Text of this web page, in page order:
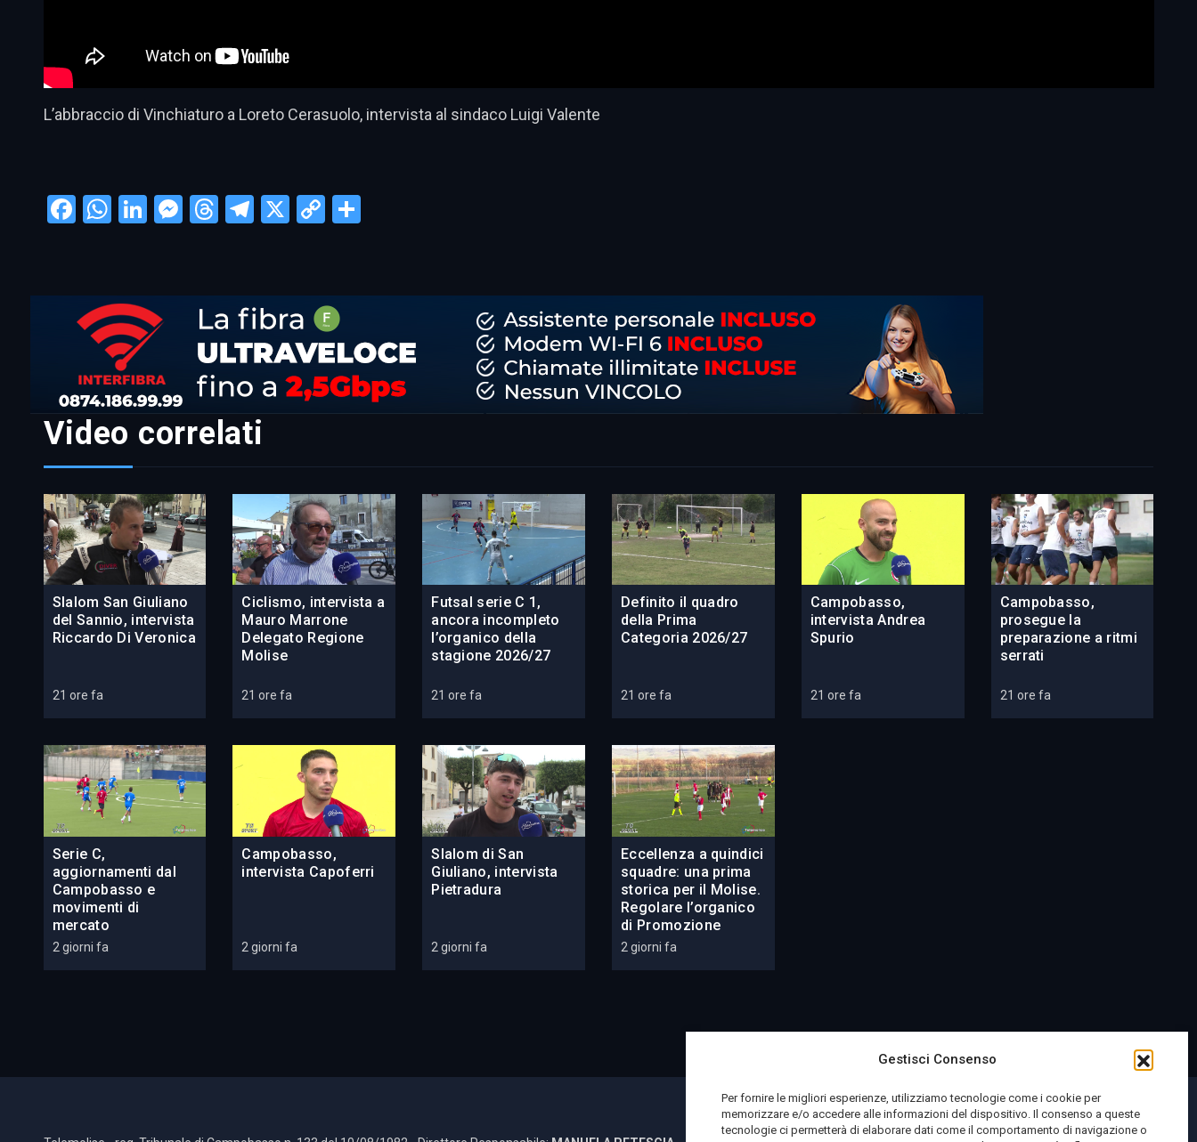
Gestisci Consenso
Per fornire le migliori esperienze, utilizziamo tecnologie come i cookie per
memorizzare e/o accedere alle informazioni del dispositivo. Il consenso a queste
tecnologie ci permetterà di elaborare dati come il comportamento di navigazione o
L’abbraccio di Vinchiaturo a Loreto Cerasuolo, intervista al sindaco Luigi Valente
Facebook
WhatsApp
LinkedIn
Messenger
Threads
Telegram
X CopyCondividi
Video correlati
Slalom San Giuliano
del Sannio, intervista
Riccardo Di Veronica
21 ore fa
Ciclismo, intervista a
Mauro Marrone
Delegato Regione
Molise
21 ore fa
Futsal serie C 1,
ancora incompleto
l’organico della
stagione 2026/27
21 ore fa
Definito il quadro
della Prima
Categoria 2026/27
21 ore fa
Campobasso,
intervista Andrea
Spurio
21 ore fa
Campobasso,
prosegue la
preparazione a ritmi
serrati
21 ore fa
Serie C,
aggiornamenti dal
Campobasso e
movimenti di
mercato
2 giorni fa
Campobasso,
intervista Capoferri
2 giorni fa
Slalom di San
Giuliano, intervista
Pietradura
2 giorni fa
Eccellenza a quindici
squadre: una prima
storica per il Molise.
Regolare l’organico
di Promozione
2 giorni fa